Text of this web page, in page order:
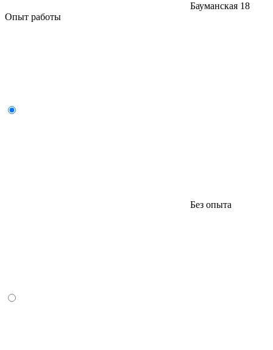
Бауманская 18
Опыт работы
Без опыта